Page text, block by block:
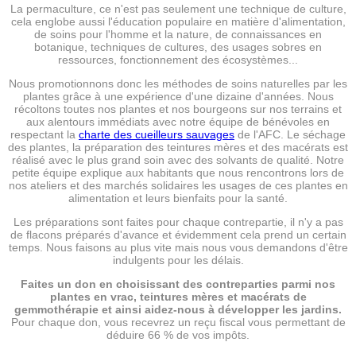
La permaculture, ce n'est pas seulement une technique de culture,
cela englobe aussi l'éducation populaire en matière d'alimentation,
de soins pour l'homme et la nature, de connaissances en
botanique, techniques de cultures, des usages sobres en
ressources, fonctionnement des écosystèmes...
Nous promotionnons donc les méthodes de soins naturelles par les
plantes grâce à une expérience d'une dizaine d'années. Nous
récoltons toutes nos plantes et nos bourgeons sur nos terrains et
aux alentours immédiats avec notre équipe de bénévoles en
respectant la charte des cueilleurs sauvages de l'AFC. Le séchage
des plantes, la préparation des teintures mères et des macérats est
réalisé avec le plus grand soin avec des solvants de qualité. Notre
petite équipe explique aux habitants que nous rencontrons lors de
nos ateliers et des marchés solidaires les usages de ces plantes en
alimentation et leurs bienfaits pour la santé.
Les préparations sont faites pour chaque contrepartie, il n'y a pas
de flacons préparés d'avance et évidemment cela prend un certain
temps. Nous faisons au plus vite mais nous vous demandons d'être
indulgents pour les délais.
Faites un don en choisissant des contreparties parmi nos
plantes en vrac, teintures mères et macérats de
gemmothérapie et ainsi aidez-nous à développer les jardins.
Pour chaque don, vous recevrez un reçu fiscal vous permettant de
déduire 66 % de vos impôts.